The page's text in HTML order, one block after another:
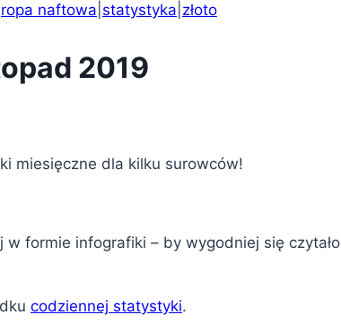
ropa naftowa statystyka złoto
2019
miesięczne dla kilku surowców!
formie infografiki – by wygodniej się czytało
codziennej statystyki.